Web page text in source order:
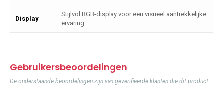
Display
Stijlvol RGB-display voor een visueel aantrekkelijke
ervaring.
Gebruikersbeoordelingen
De onderstaande beoordelingen zijn van geverifieerde klanten die dit product